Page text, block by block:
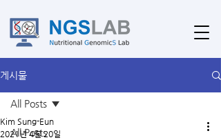
게시물
All Posts
All Posts
Kim Sung-Eun
2021년 4월 20일